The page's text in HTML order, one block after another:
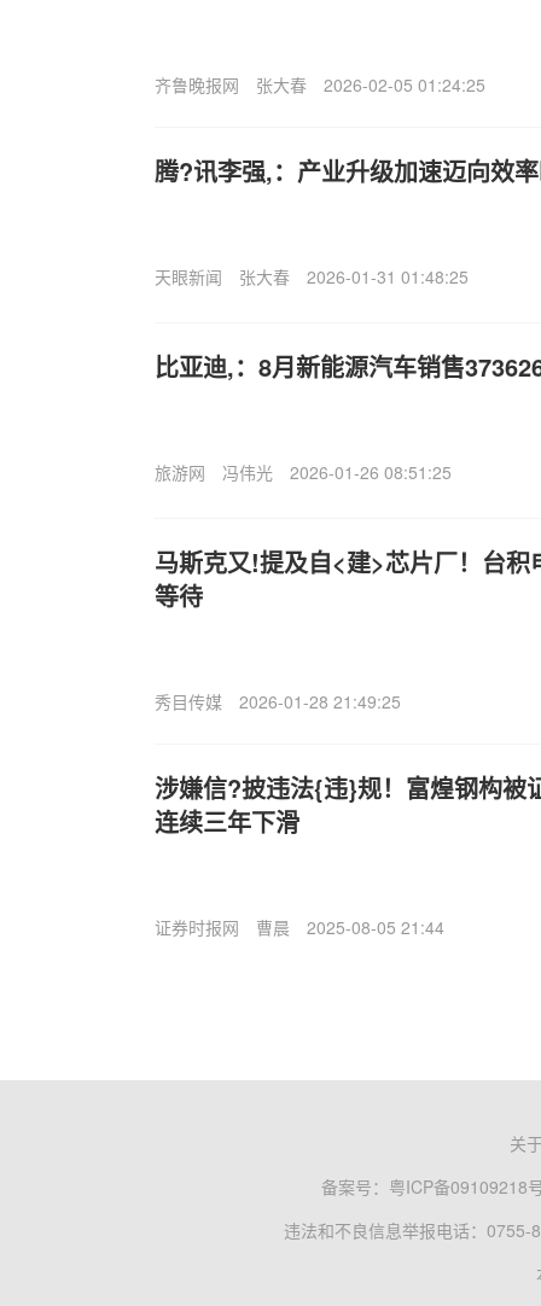
齐鲁晚报网 张大春 2026-02-05 01:24:25
腾?讯李强,：产业升级加速迈向效
天眼新闻 张大春 2026-01-31 01:48:25
比亚迪,：8月新能源汽车销售
旅游网 冯伟光 2026-01-26 08:51:25
马斯克又!提及自<建>芯片厂！台
等待
秀目传媒 2026-01-28 21:49:25
涉嫌信?披违法{违}规！富煌钢构被
连续三年下滑
证券时报网 曹晨 2025-08-05 21:44
关
备案号： 粤ICP备09109218
违法和不良信息举报电话：0755-